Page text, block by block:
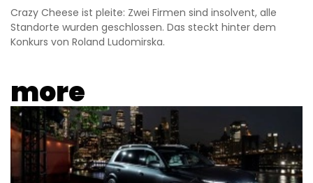
Crazy Cheese ist pleite: Zwei Firmen sind insolvent, alle
Standorte wurden geschlossen. Das steckt hinter dem
Konkurs von Roland Ludomirska.
more